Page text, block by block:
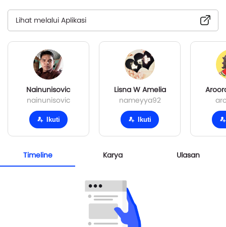
Lihat melalui Aplikasi
Nainunisovic
nainunisovic
Ikuti
Lisna W Amelia
nameyya92
Ikuti
Timeline Karya Ulasan